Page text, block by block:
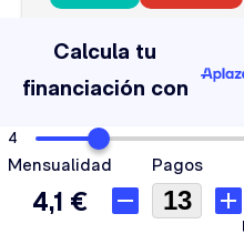
ETZ7-
BS
cantidad